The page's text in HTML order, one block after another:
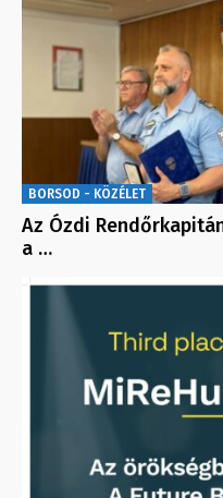
BORSOD - KÖZÉLET
Az Ózdi
a …